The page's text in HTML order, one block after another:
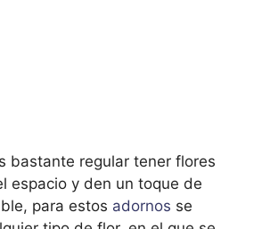
bastante regular tener flores
espacio y den un toque de
para estos adornos se